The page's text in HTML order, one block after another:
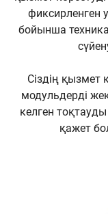
фиксирленген
бойынша
Сіздің қызмет
модульдерді
келген
қажет